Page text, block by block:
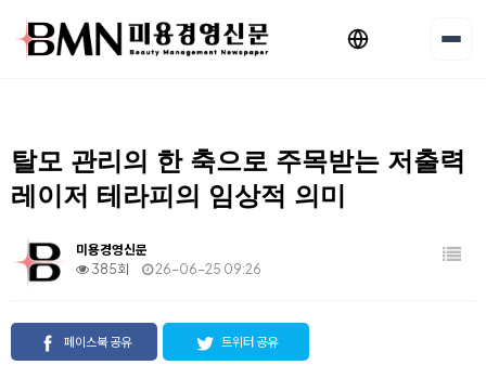
탈모 관리의 한 축으로 주목받는 저출력
레이저 테라피의 임상적 의미
미용경영신문
385회
26-06-25 09:26
페이스북 공유 트위터 공유